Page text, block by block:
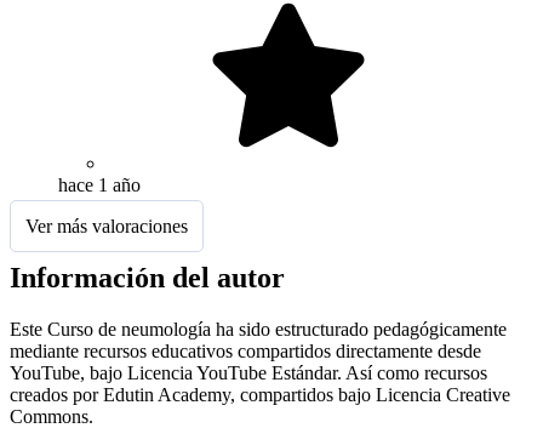
hace 1 año
Ver más valoraciones
Información del autor
Este Curso de neumología ha sido estructurado pedagógicamente
mediante recursos educativos compartidos directamente desde
YouTube, bajo Licencia YouTube Estándar. Así como recursos
creados por Edutin Academy, compartidos bajo Licencia Creative
Commons.